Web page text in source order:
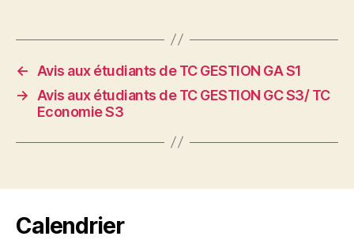
←
Avis aux étudiants de TC GESTION GA S1
→
Avis aux étudiants de TC GESTION GC S3/ TC
Economie S3
Calendrier